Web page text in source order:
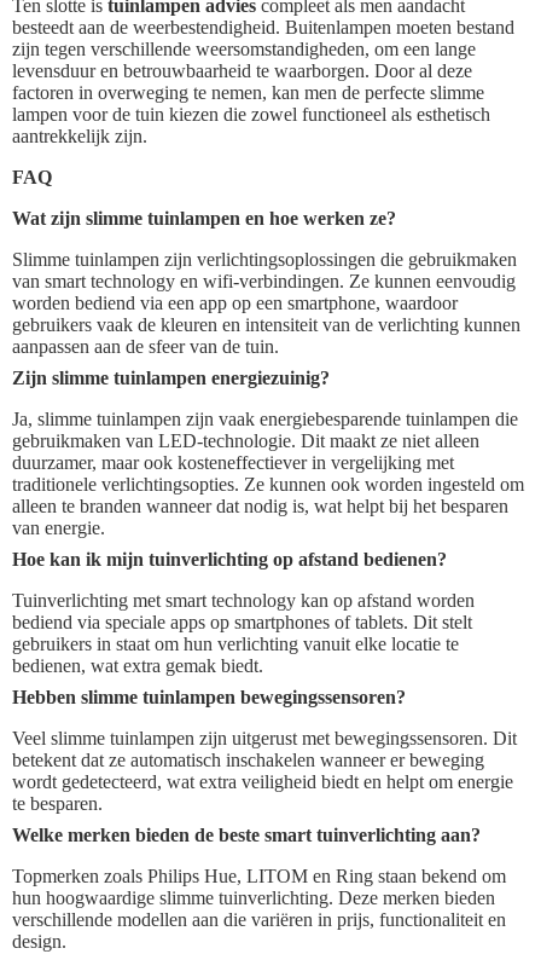
Ten slotte is tuinlampen advies compleet als men aandacht
besteedt aan de weerbestendigheid. Buitenlampen moeten bestand
zijn tegen verschillende weersomstandigheden, om een lange
levensduur en betrouwbaarheid te waarborgen. Door al deze
factoren in overweging te nemen, kan men de perfecte slimme
lampen voor de tuin kiezen die zowel functioneel als esthetisch
aantrekkelijk zijn.
FAQ
Wat zijn slimme tuinlampen en hoe werken ze?
Slimme tuinlampen zijn verlichtingsoplossingen die gebruikmaken
van smart technology en wifi-verbindingen. Ze kunnen eenvoudig
worden bediend via een app op een smartphone, waardoor
gebruikers vaak de kleuren en intensiteit van de verlichting kunnen
aanpassen aan de sfeer van de tuin.
Zijn slimme tuinlampen energiezuinig?
Ja, slimme tuinlampen zijn vaak energiebesparende tuinlampen die
gebruikmaken van LED-technologie. Dit maakt ze niet alleen
duurzamer, maar ook kosteneffectiever in vergelijking met
traditionele verlichtingsopties. Ze kunnen ook worden ingesteld om
alleen te branden wanneer dat nodig is, wat helpt bij het besparen
van energie.
Hoe kan ik mijn tuinverlichting op afstand bedienen?
Tuinverlichting met smart technology kan op afstand worden
bediend via speciale apps op smartphones of tablets. Dit stelt
gebruikers in staat om hun verlichting vanuit elke locatie te
bedienen, wat extra gemak biedt.
Hebben slimme tuinlampen bewegingssensoren?
Veel slimme tuinlampen zijn uitgerust met bewegingssensoren. Dit
betekent dat ze automatisch inschakelen wanneer er beweging
wordt gedetecteerd, wat extra veiligheid biedt en helpt om energie
te besparen.
Welke merken bieden de beste smart tuinverlichting aan?
Topmerken zoals Philips Hue, LITOM en Ring staan bekend om
hun hoogwaardige slimme tuinverlichting. Deze merken bieden
verschillende modellen aan die variëren in prijs, functionaliteit en
design.